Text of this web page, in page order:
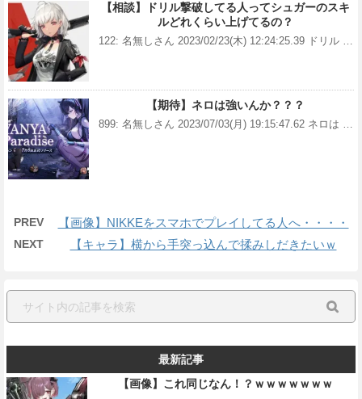
【相談】ドリル撃破してる人ってシュガーのスキ
ルどれくらい上げてるの？
122: 名無しさん 2023/02/23(木) 12:24:25.39 ドリル …
【期待】ネロは強いんか？？？
899: 名無しさん 2023/07/03(月) 19:15:47.62 ネロは …
PREV 【画像】NIKKEをスマホでプレイしてる人へ・・・・
NEXT 【キャラ】横から手突っ込んで揉みしだきたいｗ
最新記事
【画像】これ同じなん！？ｗｗｗｗｗｗｗ